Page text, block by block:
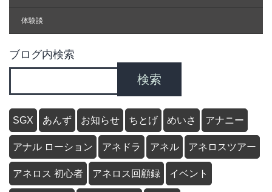
体験談
ブログ内検索
検索
SGX あんず お知らせ ちとげ めいさ アナニー
アナル ローション アネドラ アネル アネロスツアー
アネロス 初心者 アネロス回顧録 イベント